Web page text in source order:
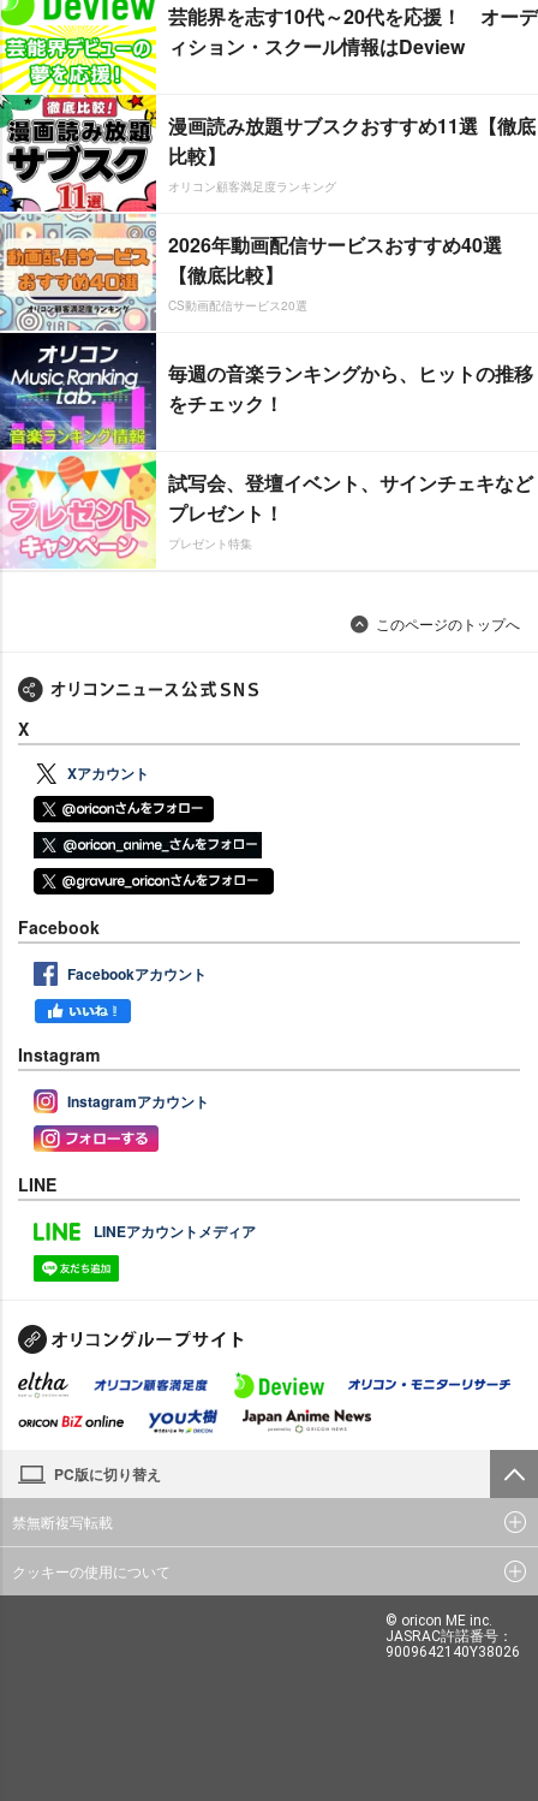
芸能界を志す10代～20代を応援！ オーデ
ィション・スクール情報はDeview
漫画読み放題サブスクおすすめ11選【徹底
比較】
オリコン顧客満足度ランキング
2026年動画配信サービスおすすめ40選
【徹底比較】
CS動画配信サービス20選
毎週の音楽ランキングから、ヒットの推移
をチェック！
試写会、登壇イベント、サインチェキなど
プレゼント！
プレゼント特集
このページのトップへ
X
Xアカウント
Facebook
Facebookアカウント
Instagram
Instagramアカウント
LINE
LINEアカウントメディア
PC版に切り替え
禁無断複写転載
クッキーの使用について
© oricon ME inc.
JASRAC許諾番号：
9009642140Y38026